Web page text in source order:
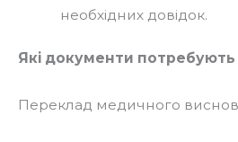
необхідних довідок.
Які документи
Переклад медичного